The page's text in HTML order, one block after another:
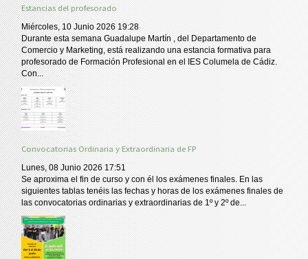
Estancias del profesorado
Miércoles, 10 Junio 2026 19:28
Durante esta semana Guadalupe Martín , del Departamento de
Comercio y Marketing, está realizando una estancia formativa para
profesorado de Formación Profesional en el IES Columela de Cádiz.
Con...
Convocatorias Ordinaria y Extraordinaria de FP
Lunes, 08 Junio 2026 17:51
Se aproxima el fin de curso y con él los exámenes finales. En las
siguientes tablas tenéis las fechas y horas de los exámenes finales de
las convocatorias ordinarias y extraordinarias de 1º y 2º de...